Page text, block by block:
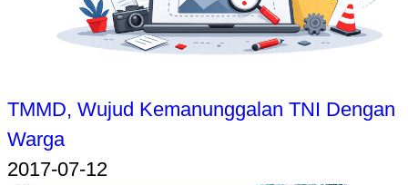
TMMD, Wujud Kemanunggalan TNI Dengan
Warga
2017-07-12